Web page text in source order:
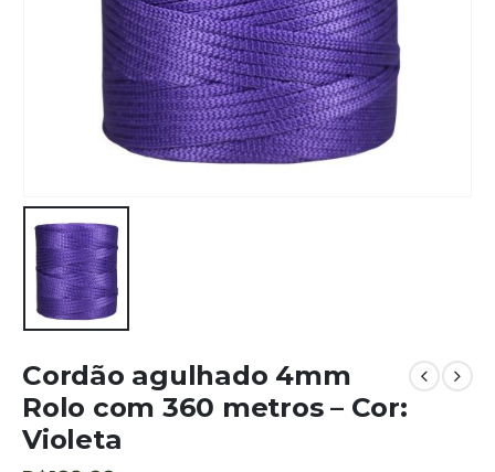
Cordão agulhado 4mm
Rolo com 360 metros – Cor:
Violeta